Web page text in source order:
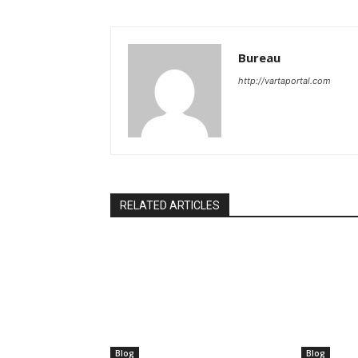
Bureau
http://vartaportal.com
RELATED ARTICLES
Blog Blog